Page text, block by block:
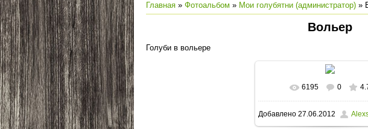
Главная » Фотоальбом » Мои голубятни (администратор) »
Вольер
Голуби в вольере
В реальном размере
476.3Kb
6195 0
Добавлено 27.06.2012